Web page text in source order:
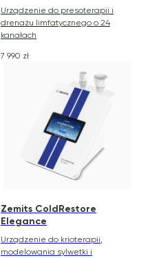
Urządzenie do presoterapii i
drenażu limfatycznego o 24
kanałach
7 990 zł
Zemits ColdRestore
Elegance
Urządzenie do krioterapii,
modelowania sylwetki i